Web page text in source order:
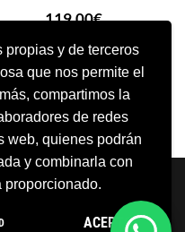
propias y de terceros
que nos permite el
compartimos la
de redes
web, quienes podrán
y combinarla con
proporcionado.
ACEPTO
119,00€
SELECCIONAR OPCIONES
a WordPress